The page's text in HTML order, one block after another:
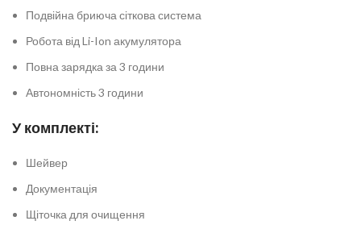
Подвійна бриюча сіткова система
Робота від Li-Ion акумулятора
Повна зарядка за 3 години
Автономність 3 години
У комплекті:
Шейвер
Документація
Щіточка для очищення